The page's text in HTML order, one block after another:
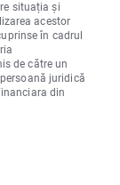
situația și
acestor
în cadrul
de către un
juridică
din